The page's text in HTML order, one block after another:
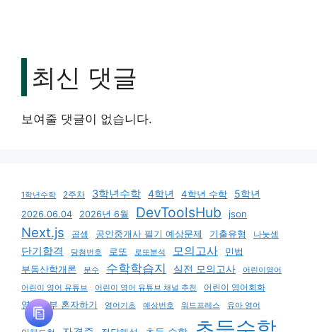
최신 댓글
보여줄 댓글이 없습니다.
1학년수학 2주차 3학년수학 4학년 4학년 수학 5학년
2026.06.04 2026년 6월 DevToolsHub json
Next.js 곱셈 공인중개사 필기 예상문제 기출유형 나눗셈
단기합격 당첨번호 로또 로또분석 모의고사
민법
부동산학개론
분수 수학학습지 실전 모의고사
어린이영어
어린이 영어 유튜브
어린이 영어 유튜브 채널 추천
어린이 영어회화
영어공부 혼자하기
영어기초 예상번호 워드프레스 유아 영어